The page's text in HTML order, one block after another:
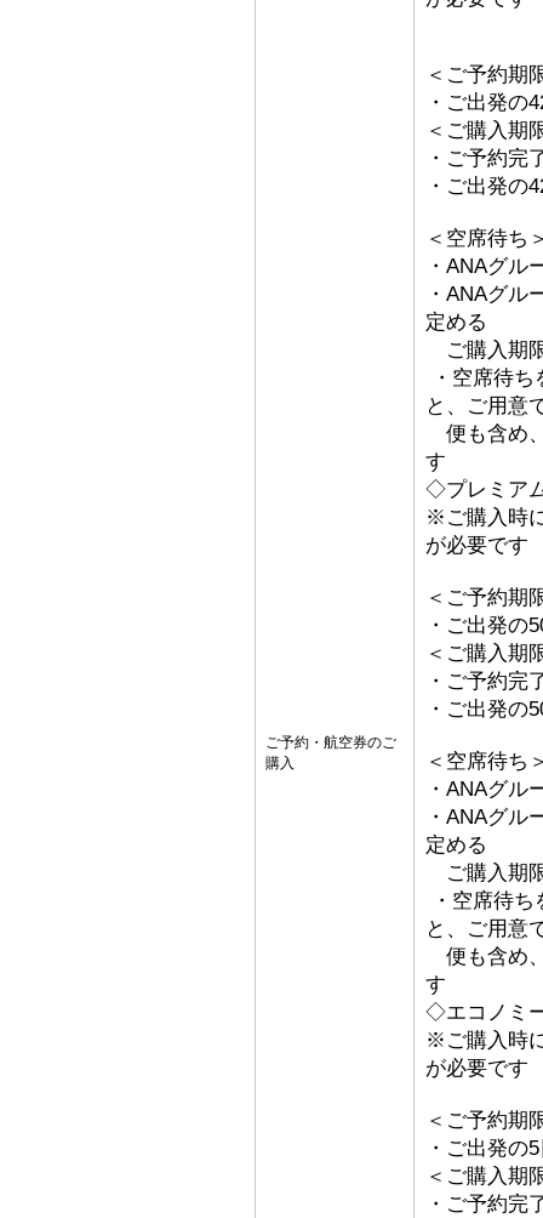
ご予約・航空券のご
購入
＜ご予約期
・ご出発の
＜ご購入期
・ご予約完
・ご出発の
＜空席待ち
・ANAグル
・ANAグル
定める
ご購入期
・空席待
と、ご用意
便も含め
す
◇プレミア
※ご購入時
が必要です
＜ご予約期
・ご出発の
＜ご購入期
・ご予約完
・ご出発の
＜空席待ち
・ANAグル
・ANAグル
定める
ご購入期
・空席待
と、ご用意
便も含め
す
◇エコノミ
※ご購入時
が必要です
＜ご予約期
・ご出発の
＜ご購入期
・ご予約完